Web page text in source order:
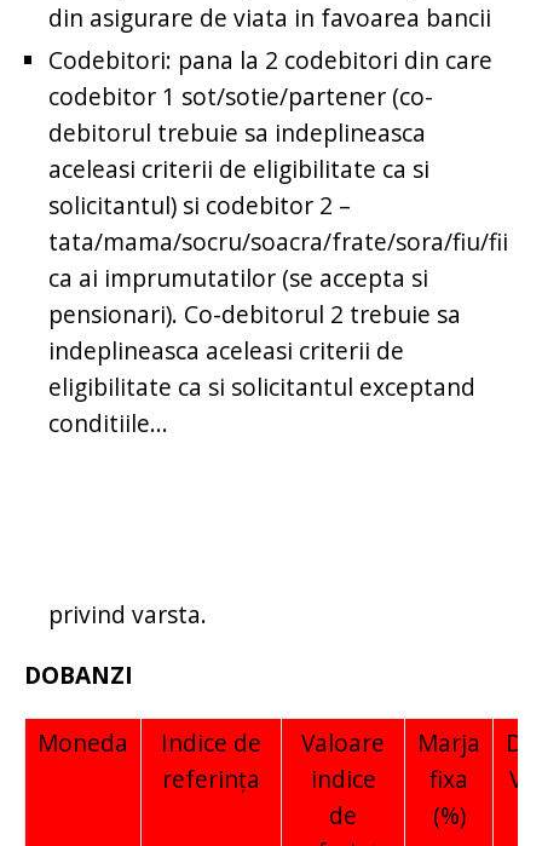
din asigurare de viata in favoarea bancii
Codebitori: pana la 2 codebitori din care
codebitor 1 sot/sotie/partener (co-
debitorul trebuie sa indeplineasca
aceleasi criterii de eligibilitate ca si
solicitantul) si codebitor 2 –
tata/mama/socru/soacra/frate/sora/fiu/fii
ca ai imprumutatilor (se accepta si
pensionari). Co-debitorul 2 trebuie sa
indeplineasca aceleasi criterii de
eligibilitate ca si solicitantul exceptand
conditiile...
privind varsta.
DOBANZI
Moneda
Indice de
referinţa
Valoare
indice
de
Marja
fixa
(%)